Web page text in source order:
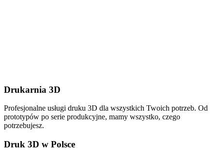
Drukarnia 3D
Profesjonalne usługi druku 3D dla wszystkich Twoich potrzeb. Od
prototypów po serie produkcyjne, mamy wszystko, czego
potrzebujesz.
Druk 3D w Polsce